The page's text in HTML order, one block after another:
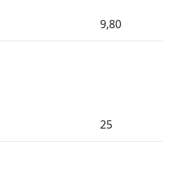
9,80
25